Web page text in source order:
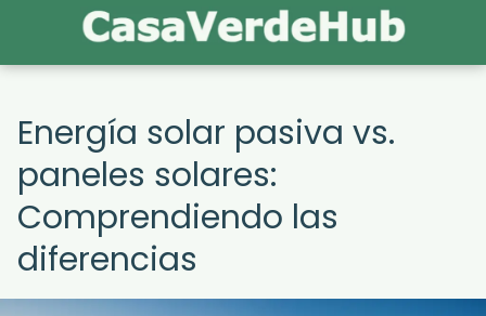
Energía solar pasiva vs.
paneles solares:
Comprendiendo las
diferencias